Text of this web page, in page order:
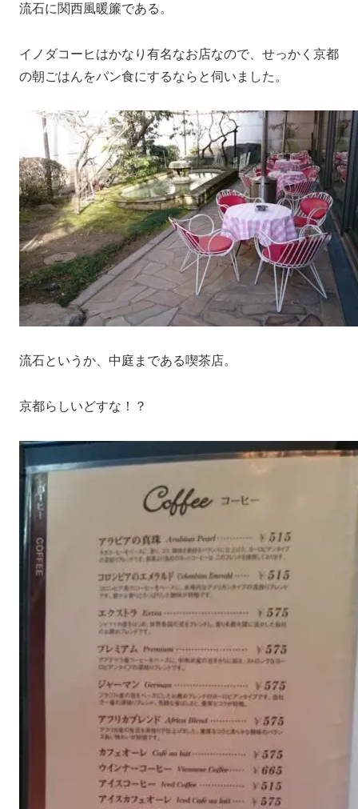
流石に関西風暖簾である。
イノダコーヒはかなり有名なお店なので、せっかく京都
の朝ごはんをパン食にするならと伺いました。
流石というか、中庭まである喫茶店。
京都らしいどすな！？